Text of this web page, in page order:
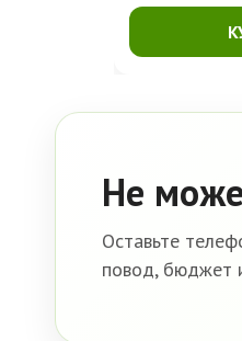
Не
Оставьте
повод, бюджет